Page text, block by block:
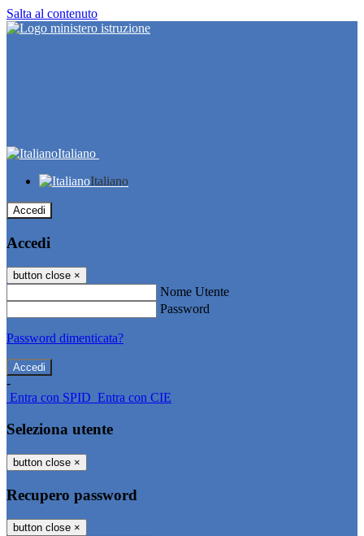
Salta al contenuto
Italiano
Italiano
Accedi
Accedi
button close ×
Nome Utente
Password
Password dimenticata?
-
Entra con SPID Entra con CIE
Seleziona utente
button close ×
Recupero password
button close ×